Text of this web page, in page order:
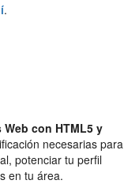
.
con HTML5 y
necesarias para
potenciar tu perfil
en tu área.